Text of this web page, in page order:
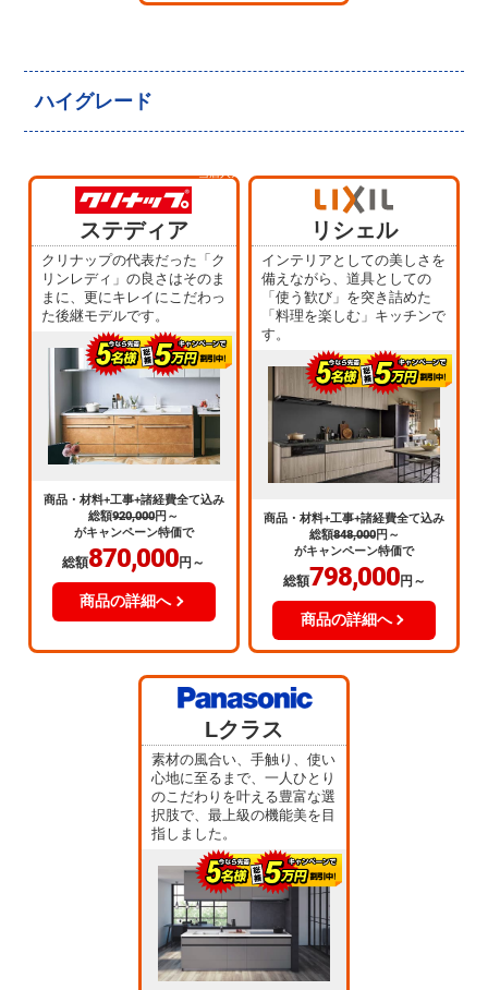
ハイグレード
ステディア
クリナップの代表だった「ク
リンレディ」の良さはそのま
まに、更にキレイにこだわっ
た後継モデルです。
商品・材料+工事+諸経費全て込み
総額920,000円～
がキャンペーン特価で
総額870,000円～
商品の詳細へ
当店人気
リシェル
インテリアとしての美しさを
備えながら、道具としての
「使う歓び」を突き詰めた
「料理を楽しむ」キッチンで
す。
商品・材料+工事+諸経費全て込み
総額848,000円～
がキャンペーン特価で
総額798,000円～
商品の詳細へ
Lクラス
素材の風合い、手触り、使い
心地に至るまで、一人ひとり
のこだわりを叶える豊富な選
択肢で、最上級の機能美を目
指しました。